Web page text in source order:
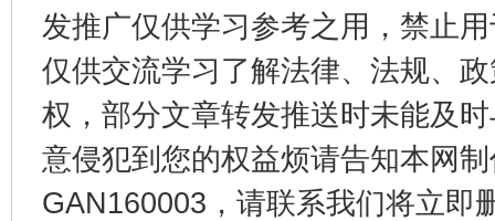
发推广仅供学习参考之用，禁止
仅供交流学习了解法律、法规、
权，部分文章转发推送时未能及
意侵犯到您的权益烦请告知本网
GAN160003，请联系我们将立即